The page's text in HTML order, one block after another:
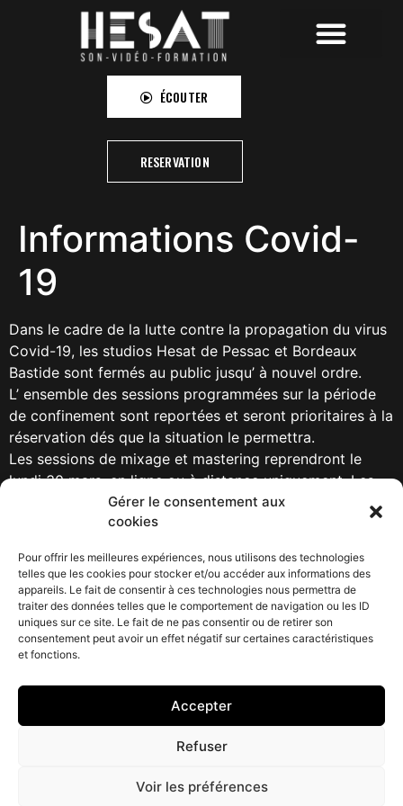
Gérer le consentement aux
cookies
Pour offrir les meilleures expériences, nous utilisons des technologies
telles que les cookies pour stocker et/ou accéder aux informations des
appareils. Le fait de consentir à ces technologies nous permettra de
traiter des données telles que le comportement de navigation ou les ID
uniques sur ce site. Le fait de ne pas consentir ou de retirer son
consentement peut avoir un effet négatif sur certaines caractéristiques
et fonctions.
Accepter
Refuser
Voir les préférences
ÉCOUTER
RESERVATION
Informations Covid-
19
Dans le cadre de la lutte contre la propagation du virus
Covid-19, les studios Hesat de Pessac et Bordeaux
Bastide sont fermés au public jusqu’ à nouvel ordre.
L’ ensemble des sessions programmées sur la période
de confinement sont reportées et seront prioritaires à la
réservation dés que la situation le permettra.
Les sessions de mixage et mastering reprendront le
lundi 30 mars, en ligne ou à distance uniquement. Les
activités de formation (CFPM) se font en ligne. L’
accueil téléphonique reste également ouvert sur l’
Les demandes de stage ne seront ni traitées ni validées
jusqu’ en juillet 2020.
Merci de votre compréhension.
© 2023 Haut de FormeHESAT
RECORDINGS
HESAT CAMPUS